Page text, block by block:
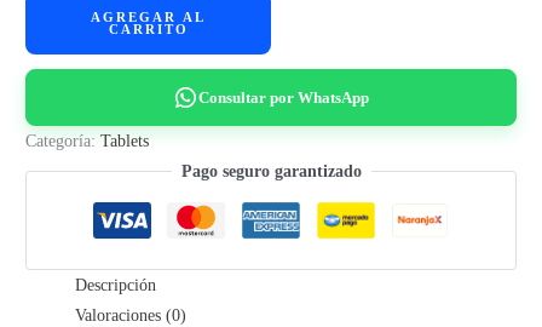
16GB
cantidad
AGREGAR AL
CARRITO
Consultar por WhatsApp
Categoría:Tablets
Pago seguro garantizado
Descripción
Valoraciones (0)